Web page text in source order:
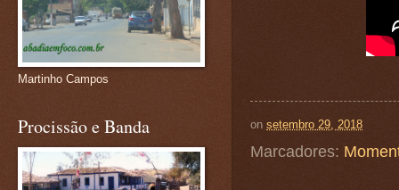
on setembro 29, 2018
Marcadores:
Martinho Campos
Procissão e Banda